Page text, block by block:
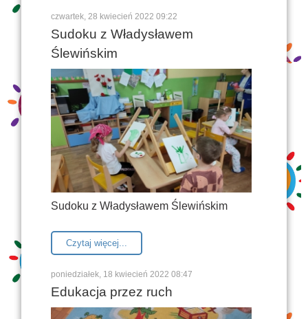
czwartek, 28 kwiecień 2022 09:22
Sudoku z Władysławem
Ślewińskim
Sudoku z Władysławem Ślewińskim
Czytaj więcej...
poniedziałek, 18 kwiecień 2022 08:47
Edukacja przez ruch